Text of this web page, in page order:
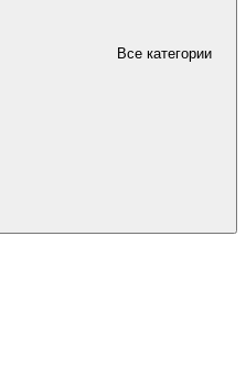
Все категории